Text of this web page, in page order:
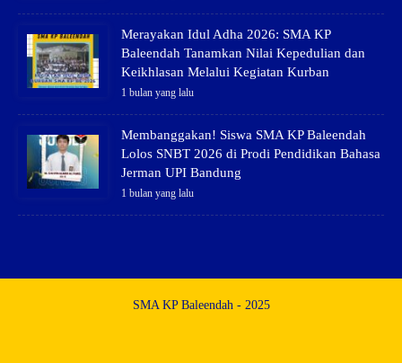
Merayakan Idul Adha 2026: SMA KP
Baleendah Tanamkan Nilai Kepedulian dan
Keikhlasan Melalui Kegiatan Kurban
1 bulan yang lalu
Membanggakan! Siswa SMA KP Baleendah
Lolos SNBT 2026 di Prodi Pendidikan Bahasa
Jerman UPI Bandung
1 bulan yang lalu
SMA KP Baleendah - 2025